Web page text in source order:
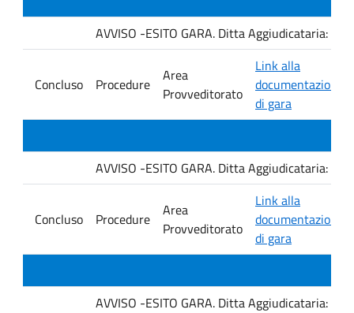
AVVISO -ESITO GARA. Ditta Aggiudicataria:
Concluso Procedure
Area
Provveditorato
Link alla
documentazione
di gara
AVVISO -ESITO GARA. Ditta Aggiudicataria:
Concluso Procedure
Area
Provveditorato
Link alla
documentazione
di gara
AVVISO -ESITO GARA. Ditta Aggiudicataria: